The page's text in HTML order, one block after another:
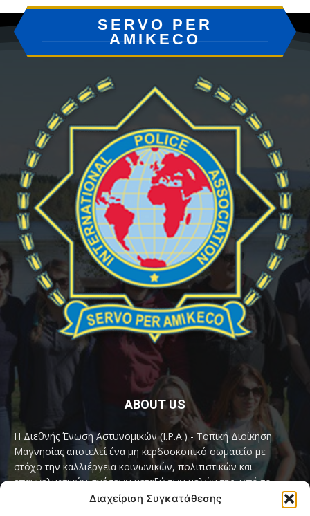
Διαχείριση Συγκατάθεσης
SERVO PER
AMIKECO
ABOUT US
Η Διεθνής Ένωση Αστυνομικών (I.P.A.) - Τοπική Διοίκηση
Μαγνησίας αποτελεί ένα μη κερδοσκοπικό σωματείο με
στόχο την καλλιέργεια κοινωνικών, πολιτιστικών και
επαγγελματικών σχέσεων μεταξύ των μελών της, υπό το
παγκόσμιο σύνθημα «Servo per Amikeco» (Υπηρετώ δια της